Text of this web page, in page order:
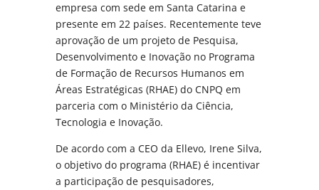
empresa com sede em Santa Catarina e
presente em 22 países. Recentemente teve
aprovação de um projeto de Pesquisa,
Desenvolvimento e Inovação no Programa
de Formação de Recursos Humanos em
Áreas Estratégicas (RHAE) do CNPQ em
parceria com o Ministério da Ciência,
Tecnologia e Inovação.
De acordo com a CEO da Ellevo, Irene Silva,
o objetivo do programa (RHAE) é incentivar
a participação de pesquisadores,